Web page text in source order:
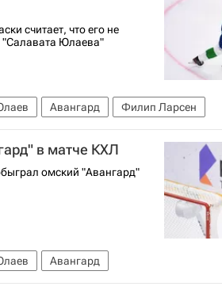
считает, что его не
"Салавата Юлаева"
Авангард
Филип Ларсен
в матче КХЛ
омский "Авангард"
Авангард